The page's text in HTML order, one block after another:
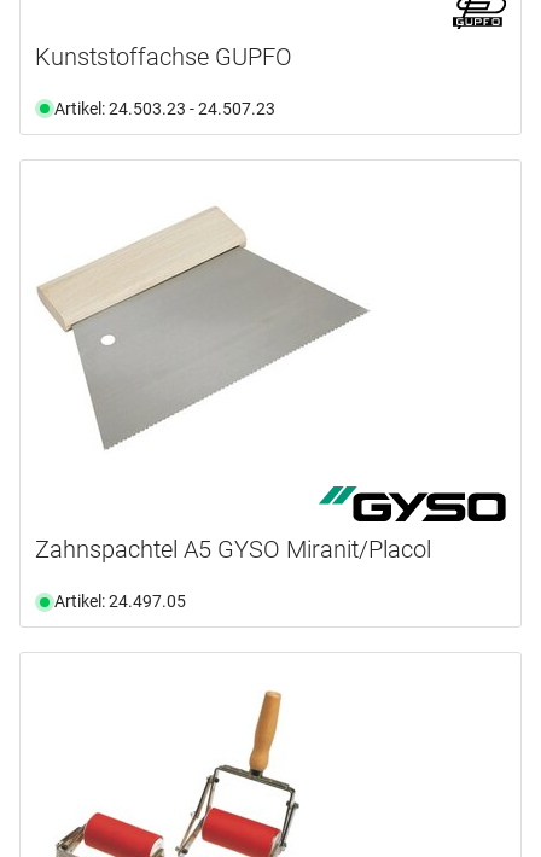
Kunststoffachse GUPFO
Artikel: 24.503.23 - 24.507.23
Zahnspachtel A5 GYSO Miranit/Placol
Artikel: 24.497.05